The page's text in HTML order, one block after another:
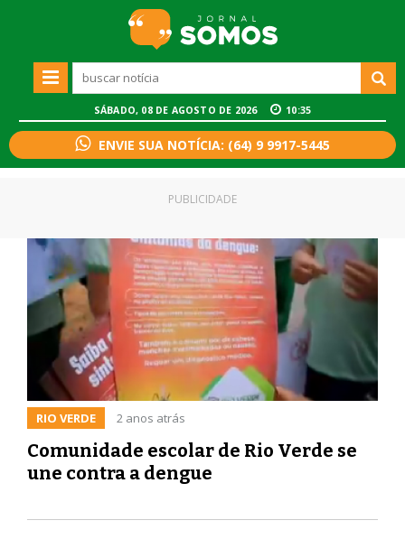
SÁBADO, 08 DE AGOSTO DE 2026 10:35
ENVIE SUA NOTÍCIA: (64) 9 9917-5445
RIO VERDE 2 anos atrás
Comunidade escolar de Rio Verde se
une contra a dengue
PUBLICIDADE